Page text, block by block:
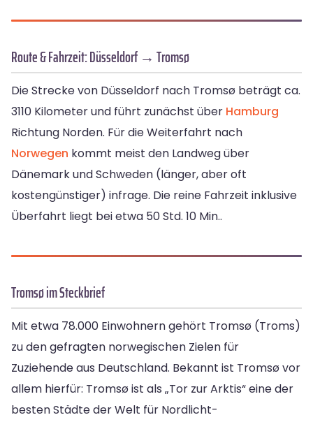
Route & Fahrzeit: Düsseldorf → Tromsø
Die Strecke von Düsseldorf nach Tromsø beträgt ca.
3110 Kilometer und führt zunächst über Hamburg
Richtung Norden. Für die Weiterfahrt nach
Norwegen kommt meist den Landweg über
Dänemark und Schweden (länger, aber oft
kostengünstiger) infrage. Die reine Fahrzeit inklusive
Überfahrt liegt bei etwa 50 Std. 10 Min..
Tromsø im Steckbrief
Mit etwa 78.000 Einwohnern gehört Tromsø (Troms)
zu den gefragten norwegischen Zielen für
Zuziehende aus Deutschland. Bekannt ist Tromsø vor
allem hierfür: Tromsø ist als „Tor zur Arktis“ eine der
besten Städte der Welt für Nordlicht-